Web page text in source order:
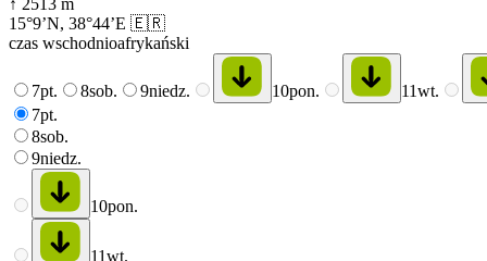
15°9’N, 38°44’E 🇪🇷
czas wschodnioafrykański
7pt. 8sob. 9niedz. 10pon. 11wt.
7pt.
8sob.
9niedz.
10pon.
11wt.